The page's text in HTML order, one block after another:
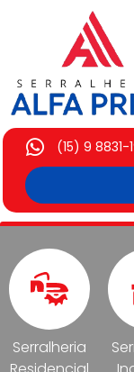
(15) 9 8831-
Serralheria